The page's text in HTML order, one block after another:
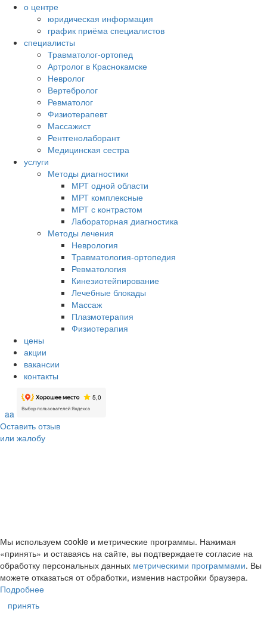
о центре
юридическая информация
график приёма специалистов
специалисты
Травматолог-ортопед
Артролог в Краснокамске
Невролог
Вертебролог
Ревматолог
Физиотерапевт
Массажист
Рентгенолаборант
Медицинская сестра
услуги
Методы диагностики
МРТ одной области
МРТ комплексные
МРТ с контрастом
Лабораторная диагностика
Методы лечения
Неврология
Травматология-ортопедия
Ревматология
Кинезиотейпирование
Лечебные блокады
Массаж
Плазмотерапия
Физиотерапия
цены
акции
вакансии
контакты
aa
Оставить отзыв
или жалобу
Мы используем cookie и метрические программы. Нажимая
«принять» и оставаясь на сайте, вы подтверждаете согласие на
обработку персональных данных метрическими программами. Вы
можете отказаться от обработки, изменив настройки браузера.
Подробнее
принять